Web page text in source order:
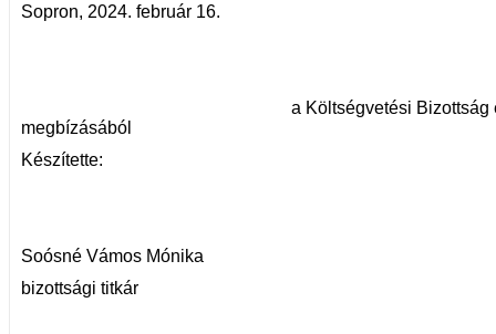
Sopron, 2024. február 16.
a Költségvetési Bizottság
megbízásából
Készítette:
Soósné Vámos Mónika
bizottsági titkár